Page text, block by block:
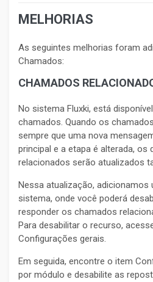
MELHORIAS
As seguintes melhorias foram
Chamados:
CHAMADOS
No sistema Fluxki, está
chamados. Quando os
sempre que uma nova
principal e a etapa é alterada, os
relacionados serão atualizados
Nessa atualização,
sistema, onde você poderá
responder os chamados
Para desabilitar o recurso,
Configurações gerais.
Em seguida, encontre o item
por módulo e desabilite as